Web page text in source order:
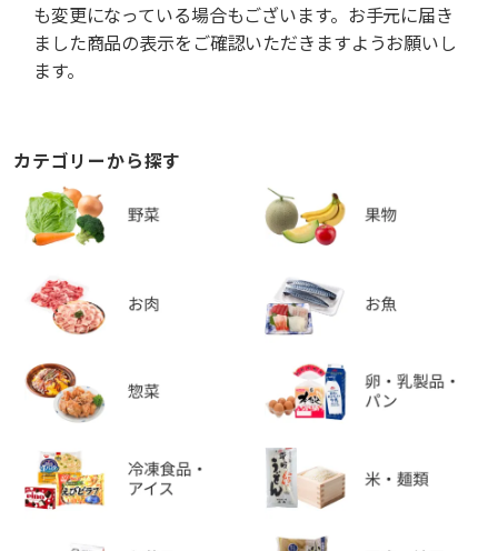
も変更になっている場合もございます。お手元に届き
ました商品の表示をご確認いただきますようお願いし
ます。
カテゴリーから探す